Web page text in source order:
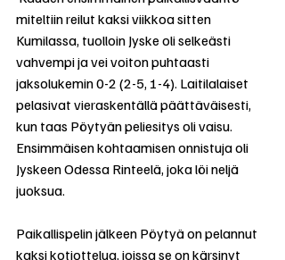
miteltiin reilut kaksi viikkoa sitten
Kumilassa, tuolloin Jyske oli selkeästi
vahvempi ja vei voiton puhtaasti
jaksolukemin 0-2 (2-5, 1-4). Laitilalaiset
pelasivat vieraskentällä päättäväisesti,
kun taas Pöytyän peliesitys oli vaisu.
Ensimmäisen kohtaamisen onnistuja oli
Jyskeen Odessa Rinteelä, joka löi neljä
juoksua.
Paikallispelin jälkeen Pöytyä on pelannut
kaksi kotiottelua, joissa se on kärsinyt